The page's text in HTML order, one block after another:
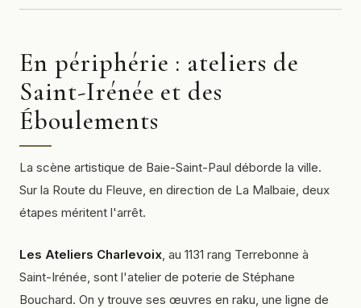
En périphérie : ateliers de
Saint-Irénée et des
Éboulements
La scène artistique de Baie-Saint-Paul déborde la ville.
Sur la Route du Fleuve, en direction de La Malbaie, deux
étapes méritent l'arrêt.
Les Ateliers Charlevoix, au 1131 rang Terrebonne à
Saint-Irénée, sont l'atelier de poterie de Stéphane
Bouchard. On y trouve ses œuvres en raku, une ligne de